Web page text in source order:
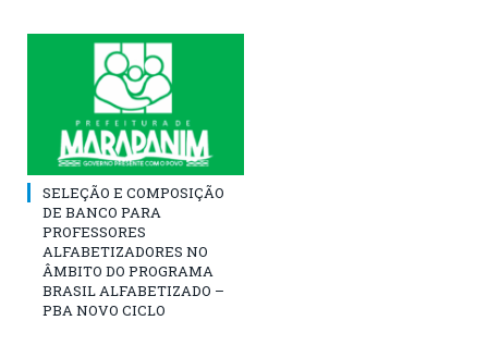
SELEÇÃO E COMPOSIÇÃO
DE BANCO PARA
PROFESSORES
ALFABETIZADORES NO
ÂMBITO DO PROGRAMA
BRASIL ALFABETIZADO –
PBA NOVO CICLO